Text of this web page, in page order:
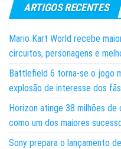
ARTIGOS RECENTES
Mario Kart World recebe
circuitos, personagens e
Battlefield 6 torna-se o jogo
explosão de interesse dos fãs
Horizon atinge 38 milhões de
como um dos maiores
Sony prepara o lançamento